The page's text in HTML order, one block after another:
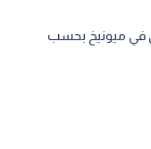
نحو 15 قتيلا في حادث إطلاق نار بمركز تجاري في ‫ميونيخ‬ بحسب